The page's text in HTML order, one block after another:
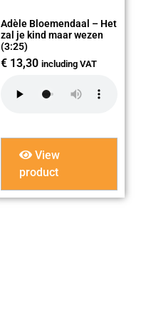
Adèle Bloemendaal – Het
zal je kind maar wezen
(3:25)
€ 13,30 including VAT
View
product